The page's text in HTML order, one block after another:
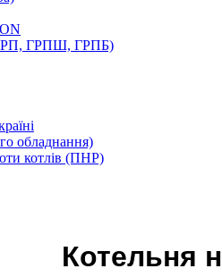
ШРП, ГРПШ, ГРПБ)
обладнання)
котлів (ПНР)
Котельня